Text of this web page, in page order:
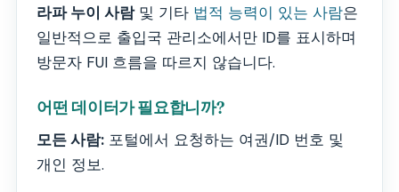
라파 누이 사람및 기타 법적 능력이 있는 사람은
일반적으로 출입국 관리소에서만 ID를 표시하며
방문자 FUI 흐름을 따르지 않습니다.
어떤 데이터가 필요합니까?
모든 사람: 포털에서 요청하는 여권/ID 번호 및
개인 정보.